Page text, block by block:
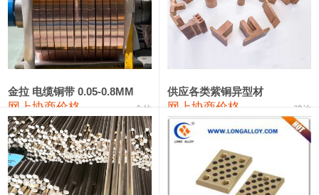
无氧铜丝(硬) 109,710—110,010 109,860
R410A专用紫铜管 113,700—113,700
铸造铝合金锭(A380） 26,300—26,500 26,400 100
铝合金ADC12 24,200—24,400 100
铸造铝合金锭(ZL102) 24,300—24,500 24,400
金拉 电缆铜带 0.05-0.8MM
网上协商价格 金拉
供应各类紫铜异型材
网上协商价格 骏达